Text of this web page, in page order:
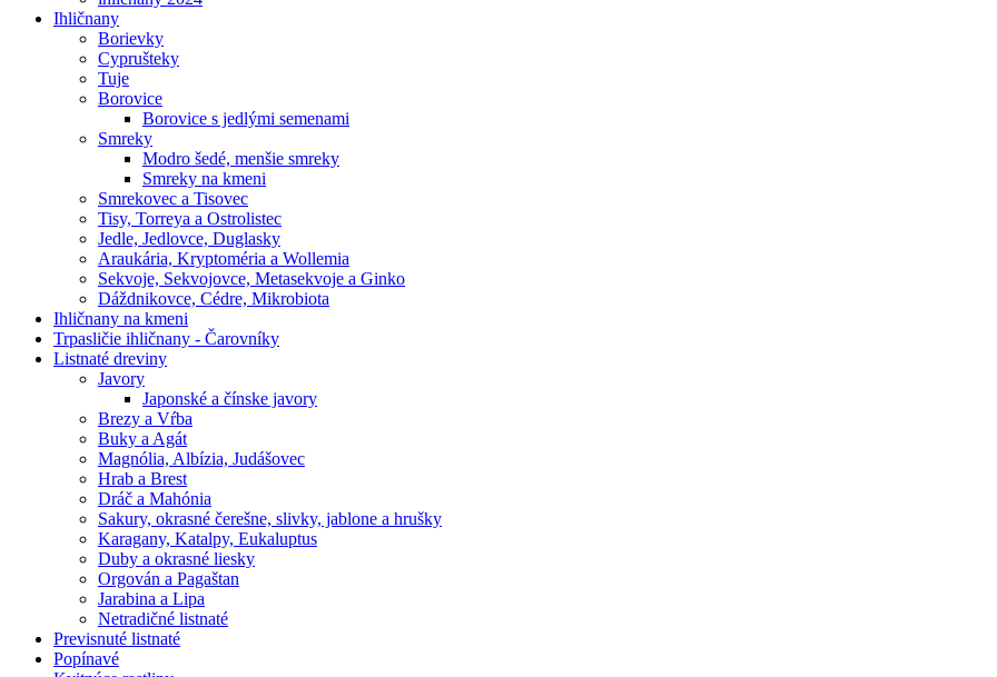
Ihličnany
Borievky
Cyprušteky
Tuje
Borovice
Borovice s jedlými semenami
Smreky
Modro šedé, menšie smreky
Smreky na kmeni
Smrekovec a Tisovec
Tisy, Torreya a Ostrolistec
Jedle, Jedlovce, Duglasky
Araukária, Kryptoméria a Wollemia
Sekvoje, Sekvojovce, Metasekvoje a Ginko
Dáždnikovce, Cédre, Mikrobiota
Ihličnany na kmeni
Trpasličie ihličnany - Čarovníky
Listnaté dreviny
Javory
Japonské a čínske javory
Brezy a Vŕba
Buky a Agát
Magnólia, Albízia, Judášovec
Hrab a Brest
Dráč a Mahónia
Sakury, okrasné čerešne, slivky, jablone a hrušky
Karagany, Katalpy, Eukaluptus
Duby a okrasné liesky
Orgován a Pagaštan
Jarabina a Lipa
Netradičné listnaté
Previsnuté listnaté
Popínavé